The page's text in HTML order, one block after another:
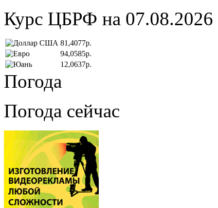
Курс ЦБРФ на 07.08.2026
81,4077р.
94,0585р.
12,0637р.
Погода
Погода сейчас